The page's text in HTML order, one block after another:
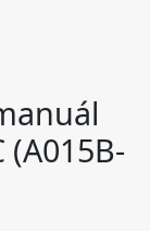
(A015B-